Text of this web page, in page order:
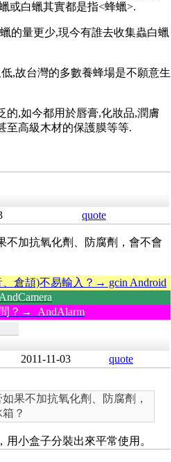
或白蠟其實都是指<蜂蠟>.
的量更少,現今有誰去收集蟲白蠟
,故台灣的多數養蜂場是不願意生
的,如今都用於唇膏,化妝品,潤膚
至高級木材的保護膜等等.
quote
不加抗氧化劑、防腐劑，會不會
倉頡)不易輸入？→ gcin Android
？→ AndAlarm
2011-11-03 quote
果不加抗氧化劑、防腐劑，
？
小盒子分裝出來平常使用。